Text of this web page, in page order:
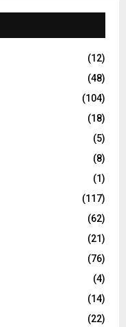
(12)
(48)
(104)
(18)
(5)
(8)
(1)
(117)
(62)
(21)
(76)
(4)
(14)
(22)